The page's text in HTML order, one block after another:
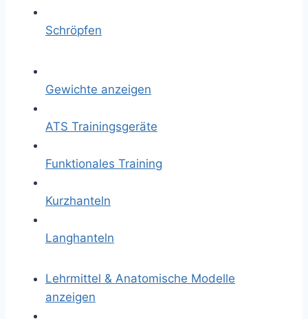
Schröpfen
Gewichte anzeigen
ATS Trainingsgeräte
Funktionales Training
Kurzhanteln
Langhanteln
Lehrmittel & Anatomische Modelle
anzeigen